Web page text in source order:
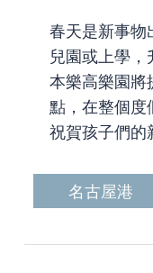
春天是新事物
兒園或上學，
本樂高樂園將
點，在整個度
祝賀孩子們的
名古屋港